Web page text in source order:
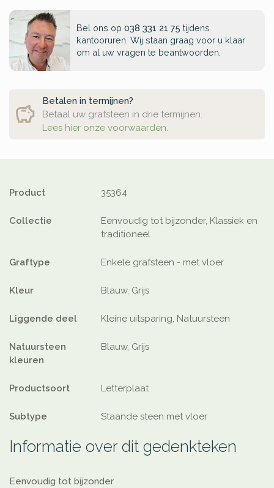
Bel ons op 038 331 21 75 tijdens
kantooruren. Wij staan graag voor u klaar
om al uw vragen te beantwoorden.
Betalen in termijnen?
Betaal uw grafsteen in drie termijnen.
Lees hier onze voorwaarden.
Product 35364
Collectie
Eenvoudig tot bijzonder, Klassiek en
traditioneel
Graftype Enkele grafsteen - met vloer
Kleur Blauw, Grijs
Liggende deel Kleine uitsparing, Natuursteen
Natuursteen
kleuren
Blauw, Grijs
Productsoort Letterplaat
Subtype Staande steen met vloer
Informatie over dit gedenkteken
Eenvoudig tot bijzonder